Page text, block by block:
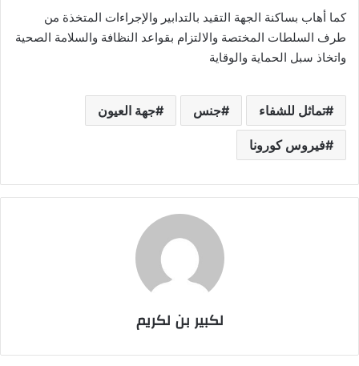
كما أهاب بساكنة الجهة التقيد بالتدابير والإجراءات المتخذة من
طرف السلطات المختصة والالتزام بقواعد النظافة والسلامة الصحية
واتخاذ سبل الحماية والوقاية
تماثل للشفاء جنس جهة العيون
فيروس كورونا
لكبير بن لكريم